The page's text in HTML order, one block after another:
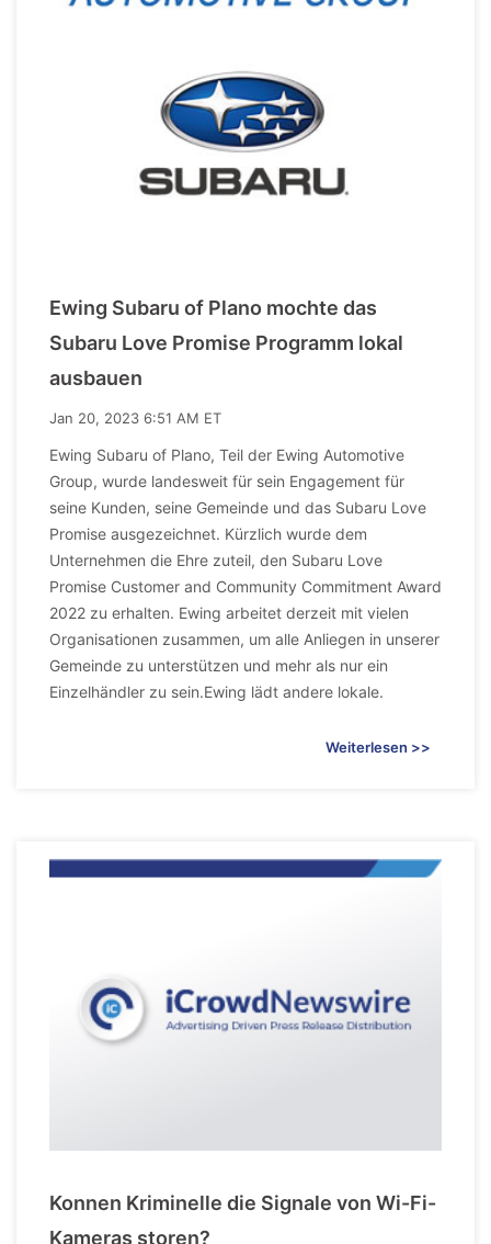
Ewing Subaru of Plano mochte das
Subaru Love Promise Programm lokal
ausbauen
Jan 20, 2023 6:51 AM ET
Ewing Subaru of Plano, Teil der Ewing Automotive
Group, wurde landesweit für sein Engagement für
seine Kunden, seine Gemeinde und das Subaru Love
Promise ausgezeichnet. Kürzlich wurde dem
Unternehmen die Ehre zuteil, den Subaru Love
Promise Customer and Community Commitment Award
2022 zu erhalten. Ewing arbeitet derzeit mit vielen
Organisationen zusammen, um alle Anliegen in unserer
Gemeinde zu unterstützen und mehr als nur ein
Einzelhändler zu sein.Ewing lädt andere lokale.
Weiterlesen >>
Konnen Kriminelle die Signale von Wi-Fi-
Kameras storen?